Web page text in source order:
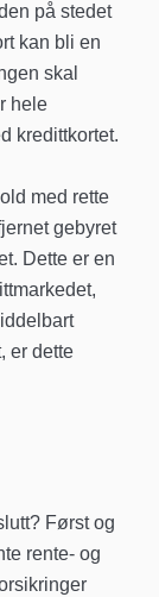
på stedet
kan bli en
skal
hele
kredittkortet.
med rette
gebyret
Dette er en
er dette
Først og
rente- og